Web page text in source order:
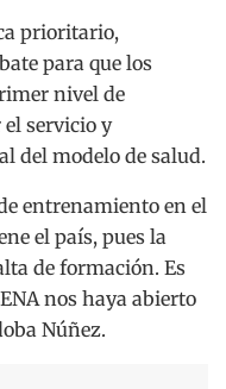
prioritario,
para que los
nivel de
servicio y
del modelo de salud.
entrenamiento en el
el país, pues la
de formación. Es
nos haya abierto
Núñez.